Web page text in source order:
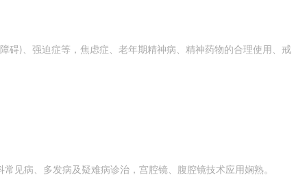
碍)、强迫症等，焦虑症、老年期精神病、精神药物的合理使用、戒
见病、多发病及疑难病诊治，宫腔镜、腹腔镜技术应用娴熟。